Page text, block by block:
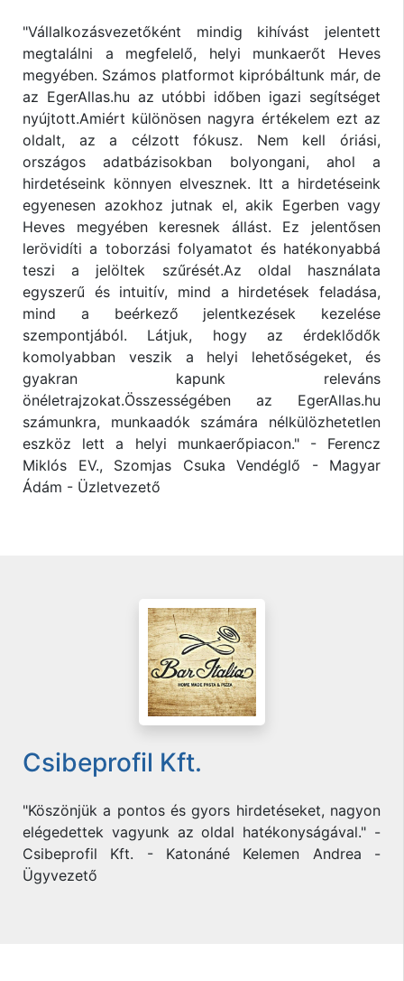
"Vállalkozásvezetőként mindig kihívást jelentett
megtalálni a megfelelő, helyi munkaerőt Heves
megyében. Számos platformot kipróbáltunk már, de
az EgerAllas.hu az utóbbi időben igazi segítséget
nyújtott.Amiért különösen nagyra értékelem ezt az
oldalt, az a célzott fókusz. Nem kell óriási,
országos adatbázisokban bolyongani, ahol a
hirdetéseink könnyen elvesznek. Itt a hirdetéseink
egyenesen azokhoz jutnak el, akik Egerben vagy
Heves megyében keresnek állást. Ez jelentősen
lerövidíti a toborzási folyamatot és hatékonyabbá
teszi a jelöltek szűrését.Az oldal használata
egyszerű és intuitív, mind a hirdetések feladása,
mind a beérkező jelentkezések kezelése
szempontjából. Látjuk, hogy az érdeklődők
komolyabban veszik a helyi lehetőségeket, és
gyakran kapunk releváns
önéletrajzokat.Összességében az EgerAllas.hu
számunkra, munkaadók számára nélkülözhetetlen
eszköz lett a helyi munkaerőpiacon." - Ferencz
Miklós EV., Szomjas Csuka Vendéglő - Magyar
Ádám - Üzletvezető
Csibeprofil Kft.
"Köszönjük a pontos és gyors hirdetéseket, nagyon
elégedettek vagyunk az oldal hatékonyságával." -
Csibeprofil Kft. - Katonáné Kelemen Andrea -
Ügyvezető